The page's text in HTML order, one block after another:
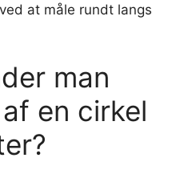
at måle rundt langs
man
en cirkel